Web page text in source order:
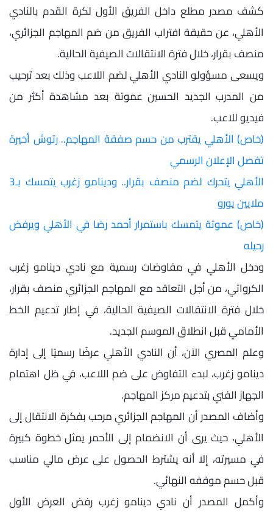
كشف مصدر مطلع داخل الفريق الأول لكرة القدم بالنادي
الأهلي، عن حقيقة افتراب الفريق من ضم المهاجم الجزائري،
منصف بقرار، خلال فترة الانتقالات الصيفية الحالية.
ويسعى مسؤولو النادي الأهلي لضم اللاعب وذلك بعد ترحيب
من المدرب الجديد الحسين عموتة بعد مشاهدة أكثر من
فيديو للاعب.
(خاص) الأهلي يقترب من حسم صفقة المهاجم.. رتوش أخيرة
تفصل الإعلان الرسمي
الأهلي يتحرك لضم منصف بقرار.. ودينامو زغرب يتمسك بـ3
ملايين يورو
(خاص) عموتة يتمسك باستمرار أحمد رضا في الأهلي ويرفض
رحيله
ودخل الأهلي في مفاوضات رسمية مع نادي دينامو زغرب
الكرواتي، من أجل التعاقد مع المهاجم الجزائري منصف بقرار،
خلال فترة الانتقالات الصيفية الحالية، في إطار تدعيم الخط
الأمامي قبل انطلاق الموسم الجديد.
وعلم المصري الآن، أن النادي الأهلي عرضًا رسميًا إلى إدارة
دينامو زغرب، لبدء التفاوض على ضم اللاعب، في ظل اهتمام
الجهاز الفني بتدعيم مركز المهاجم.
وأضاف المصدر أن المهاجم الجزائري مرحب بفكرة الانتقال إلى
الأهلي، حيث يرى أن الانضمام إلى الأحمر يمثل خطوة كبيرة
في مسيرته، إلا أنه يشترط الحصول على عرض مالي مناسب
قبل حسم موقفه النهائي.
وأكمل المصدر أن نادي دينامو زغرب رفض العرض الأول